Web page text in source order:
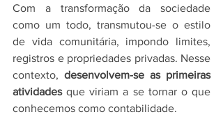
Com a transformação da sociedade
como um todo, transmutou-se o estilo
de vida comunitária, impondo limites,
registros e propriedades privadas. Nesse
contexto, desenvolvem-se as primeiras
atividades que viriam a se tornar o que
conhecemos como contabilidade.